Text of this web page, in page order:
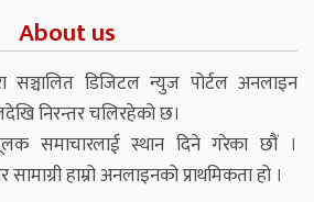
About us
सञ्चालित डिजिटल न्युज पोर्टल अनलाइन
निरन्तर चलिरहेको छ।
समाचारलाई स्थान दिने गरेका छौं ।
हाम्रो अनलाइनको प्राथमिकता हो ।